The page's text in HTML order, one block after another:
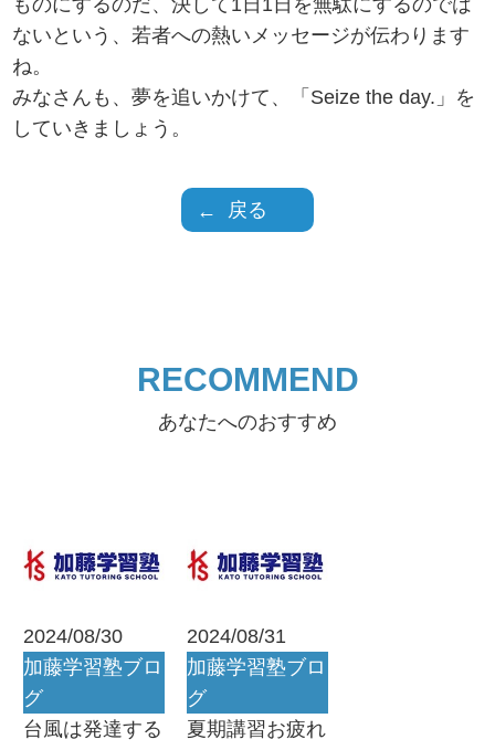
ものにするのだ、決して1日1日を無駄にするのでは
ないという、若者への熱いメッセージが伝わります
ね。
みなさんも、夢を追いかけて、「Seize the day.」を
していきましょう。
戻る
RECOMMEND
あなたへのおすすめ
2024/08/30
加藤学習塾ブロ
グ
台風は発達する
2024/08/31
加藤学習塾ブロ
グ
夏期講習お疲れ